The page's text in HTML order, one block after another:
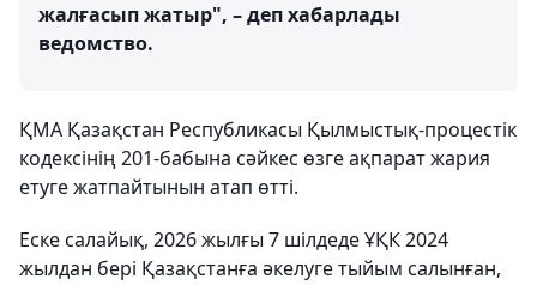
жалғасып жатыр", – деп хабарлады
ведомство.
ҚМА Қазақстан Республикасы Қылмыстық-процестік
кодексінің 201-бабына сәйкес өзге ақпарат жария
етуге жатпайтынын атап өтті.
Еске салайық, 2026 жылғы 7 шілдеде ҰҚК 2024
жылдан бері Қазақстанға әкелуге тыйым салынған,